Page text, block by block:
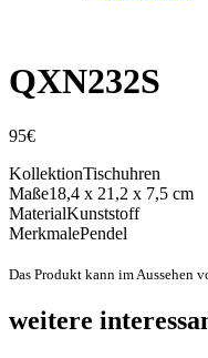
QXN232S
95€
KollektionTischuhren
Maße18,4 x 21,2 x 7,5 cm
MaterialKunststoff
MerkmalePendel
Das Produkt kann im Aussehen
weitere